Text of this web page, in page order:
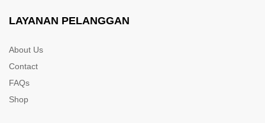
LAYANAN PELANGGAN
About Us
Contact
FAQs
Shop